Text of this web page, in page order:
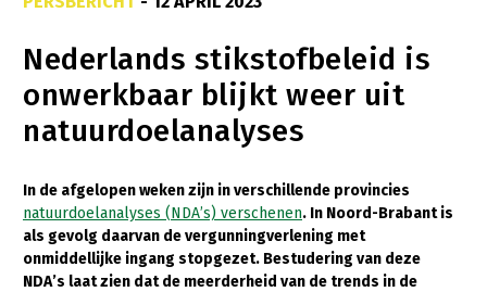
Goed eten
Mooi groen
Sterk ondernemerschap
Transitiepaden
Thema’s
Gezonde planten
Nederlands stikstofbeleid is
onwerkbaar blijkt weer uit
natuurdoelanalyses
In de afgelopen weken zijn in verschillende provincies
natuurdoelanalyses (NDA’s) verschenen. In Noord-Brabant is
als gevolg daarvan de vergunningverlening met
onmiddellijke ingang stopgezet. Bestudering van deze
NDA’s laat zien dat de meerderheid van de trends in de